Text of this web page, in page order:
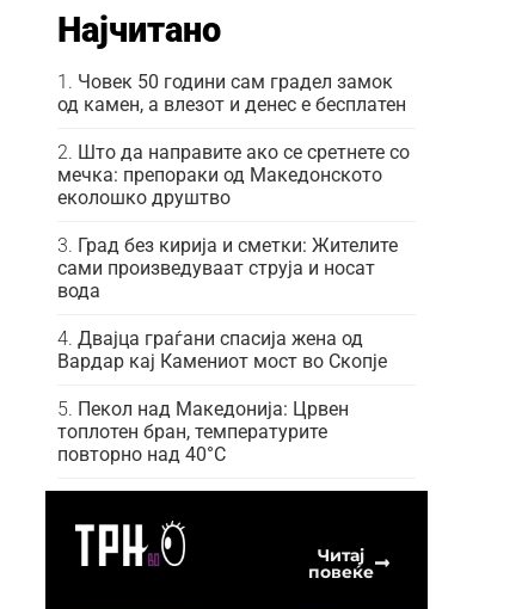
Најчитано
Човек 50 години сам градел замок
од камен, а влезот и денес е бесплатен
Што да направите ако се сретнете со
мечка: препораки од Македонското
еколошко друштво
Град без кирија и сметки: Жителите
сами произведуваат струја и носат
вода
Двајца граѓани спасија жена од
Вардар кај Камениот мост во Скопје
Пекол над Македонија: Црвен
топлотен бран, температурите
повторно над 40°C
Читај
повеќе